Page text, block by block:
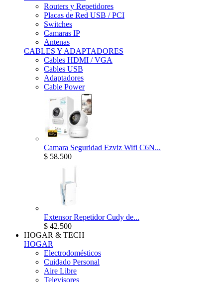
Routers y Repetidores
Placas de Red USB / PCI
Switches
Camaras IP
Antenas
CABLES Y ADAPTADORES
Cables HDMI / VGA
Cables USB
Adaptadores
Cable Power
Camara Seguridad Ezviz Wifi C6N...
$ 58.500
Extensor Repetidor Cudy de...
$ 42.500
HOGAR & TECH
HOGAR
Electrodomésticos
Cuidado Personal
Aire Libre
Televisores